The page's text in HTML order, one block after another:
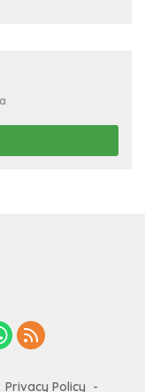
Privacy Policy